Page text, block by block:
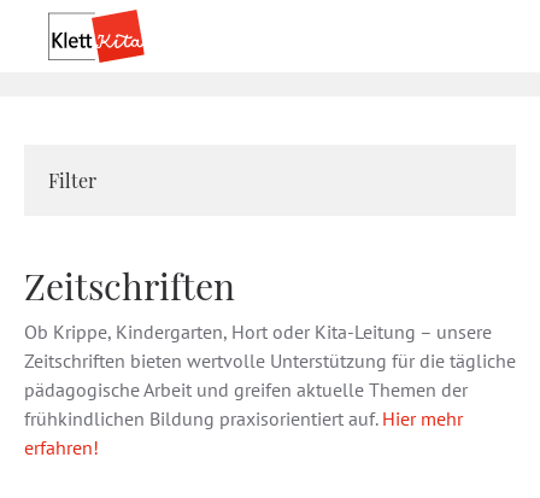
Filter
Zeitschriften
Ob Krippe, Kindergarten, Hort oder Kita-Leitung – unsere
Zeitschriften bieten wertvolle Unterstützung für die tägliche
pädagogische Arbeit und greifen aktuelle Themen der
frühkindlichen Bildung praxisorientiert auf. Hier mehr
erfahren!